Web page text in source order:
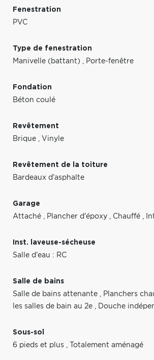
Fenestration
PVC
Type de fenestration
Manivelle (battant) , Porte-fenêtre
Fondation
Béton coulé
Revêtement
Brique , Vinyle
Revêtement de la toiture
Bardeaux d'asphalte
Garage
Attaché , Plancher d'époxy , Chauffé ,
Inst. laveuse-sécheuse
Salle d'eau : RC
Salle de bains
Salle de bains attenante , Planchers
les salles de bain au 2e , Douche
Sous-sol
6 pieds et plus , Totalement aménagé